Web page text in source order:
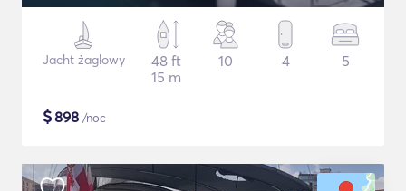
Jacht żaglowy
48 ft
15 m
10 4 5
$898 /noc